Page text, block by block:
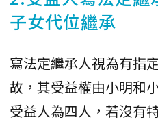
子女代位繼承
寫法定繼承人視為有指
故，其受益權由小明和
受益人為四人，若沒有